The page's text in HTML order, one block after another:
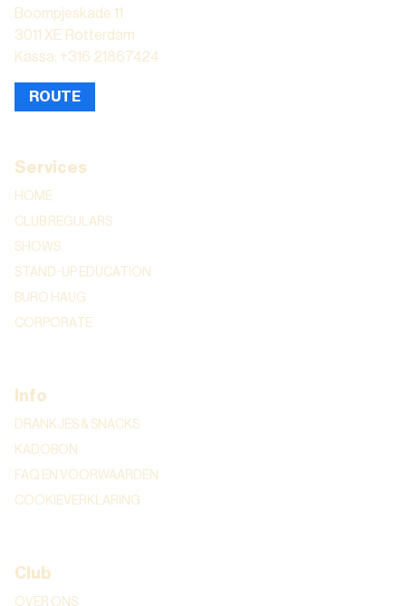
Boompjeskade 11
3011 XE Rotterdam
Kassa: +316 21867424
ROUTE
Services
HOME
CLUB REGULARS
SHOWS
STAND-UP EDUCATION
BURO HAUG
CORPORATE
Info
DRANKJES & SNACKS
KADOBON
FAQ EN VOORWAARDEN
COOKIEVERKLARING
Club
OVER ONS